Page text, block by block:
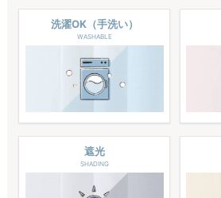
洗濯OK（手洗い）
WASHABLE
遮光
SHADING